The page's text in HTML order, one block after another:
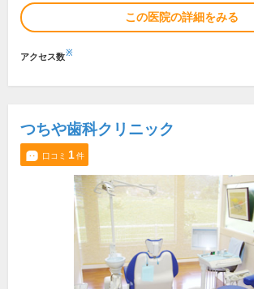
この医院の詳細をみる
アクセス数※
つちや歯科クリニック
口コミ 1件